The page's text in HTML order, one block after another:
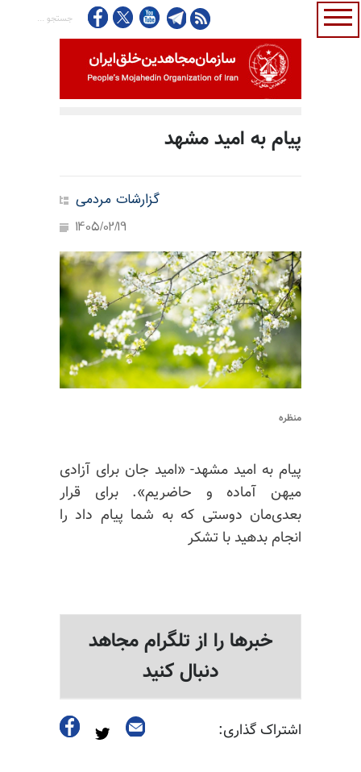
پیام به امید مشهد
گزارشات مردمی
1405/02/19
منظره
پیام به امید مشهد- «امید جان برای آزادی
میهن آماده و حاضریم». برای قرار
بعدی‌مان دوستی که به شما پیام داد را
انجام بدهید با تشکر
خبرها را از تلگرام مجاهد
دنبال کنید
اشتراک گذاری: